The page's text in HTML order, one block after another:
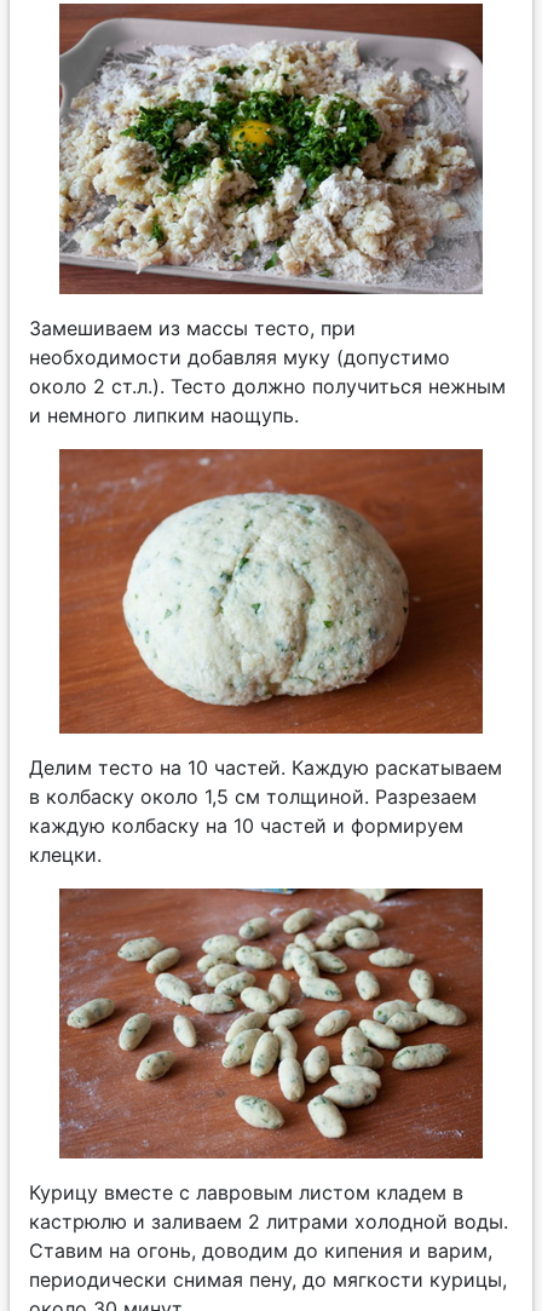
Замешиваем из массы тесто, при
необходимости добавляя муку (допустимо
около 2 ст.л.). Тесто должно получиться нежным
и немного липким наощупь.
Делим тесто на 10 частей. Каждую раскатываем
в колбаску около 1,5 см толщиной. Разрезаем
каждую колбаску на 10 частей и формируем
клецки.
Курицу вместе с лавровым листом кладем в
кастрюлю и заливаем 2 литрами холодной воды.
Ставим на огонь, доводим до кипения и варим,
периодически снимая пену, до мягкости курицы,